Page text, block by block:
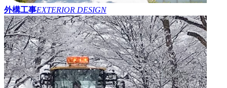
外構工事EXTERIOR DESIGN